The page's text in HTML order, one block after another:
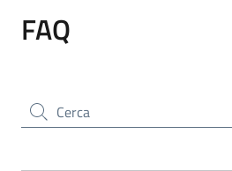
FAQ
Cerca nel sito